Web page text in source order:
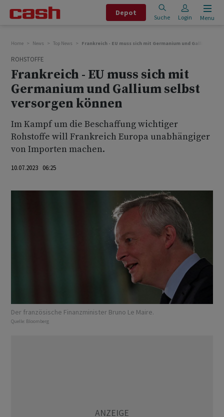
Depot
Suche Login Menu
Home News Top News Frankreich - EU muss sich mit Germanium und Gallium
ROHSTOFFE
Frankreich - EU muss sich mit
Germanium und Gallium selbst
versorgen können
Im Kampf um die Beschaffung wichtiger
Rohstoffe will Frankreich Europa unabhängiger
von Importen machen.
10.07.2023 06:25
Der französische Finanzminister Bruno Le Maire.
Quelle: Bloomberg